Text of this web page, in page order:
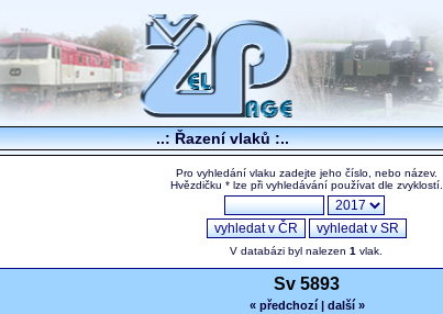
..: Řazení vlaků :..
Pro vyhledání vlaku zadejte jeho číslo, nebo název.
Hvězdičku * lze při vyhledávání používat dle zvyklostí.
V databázi byl nalezen 1 vlak.
Sv 5893
« předchozí| další »